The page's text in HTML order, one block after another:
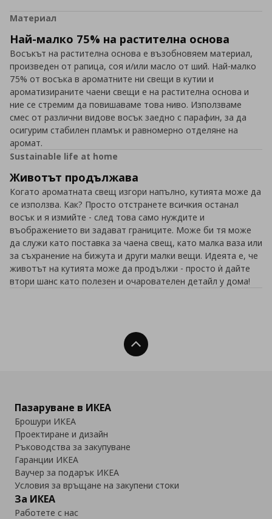
Материал
Най-малко 75% на растителна основа
Восъкът на растителна основа е възобновяем материал,
произведен от рапица, соя и/или масло от ший. Най-малко
75% от восъка в ароматните ни свещи в кутии и
ароматизираните чаени свещи е на растителна основа и
ние се стремим да повишаваме това ниво. Използваме
смес от различни видове восък заедно с парафин, за да
осигурим стабилен пламък и равномерно отделяне на
аромат.
Sustainable life at home
Животът продължава
Когато ароматната свещ изгори напълно, кутията може да
се използва. Как? Просто отстранете всичкия останал
восък и я измийте - след това само нуждите и
въображението ви задават границите. Може би тя може
да служи като поставка за чаена свещ, като малка ваза или
за съхранение на бижута и други малки вещи. Идеята е, че
животът на кутията може да продължи - просто ѝ дайте
втори шанс като полезен и очарователен детайл у дома!
Нагоре
Пазаруване в ИКЕА
Брошури ИКЕА
Проектиране и дизайн
Ръководства за закупуване
Гаранции ИКЕА
Ваучер за подарък ИКЕА
Условия за връщане на закупени стоки
За ИКЕА
Работете с нас